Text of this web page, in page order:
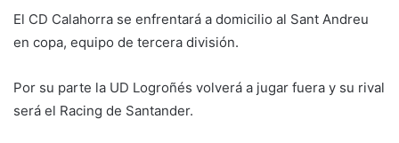
El CD Calahorra se enfrentará a domicilio al Sant Andreu
en copa, equipo de tercera división.
Por su parte la UD Logroñés volverá a jugar fuera y su rival
será el Racing de Santander.